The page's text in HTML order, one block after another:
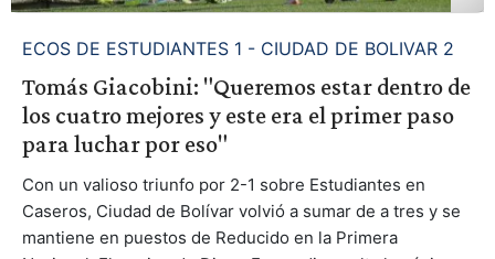
ECOS DE ESTUDIANTES 1 - CIUDAD DE BOLIVAR 2
Tomás Giacobini: "Queremos estar dentro de
los cuatro mejores y este era el primer paso
para luchar por eso"
Con un valioso triunfo por 2-1 sobre Estudiantes en
Caseros, Ciudad de Bolívar volvió a sumar de a tres y se
mantiene en puestos de Reducido en la Primera